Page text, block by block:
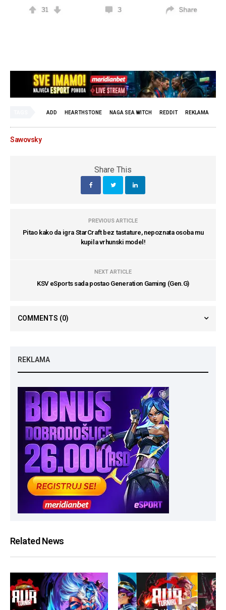
ADD HEARTHSTONE NAGA SEA WITCH REDDIT REKLAMA
Sawovsky
Share This
PREVIOUS ARTICLE
Pitao kako da igra StarCraft bez tastature, nepoznata osoba mu
kupila vrhunski model!
NEXT ARTICLE
KSV eSports sada postao Generation Gaming (Gen.G)
COMMENTS (0)
REKLAMA
Related News